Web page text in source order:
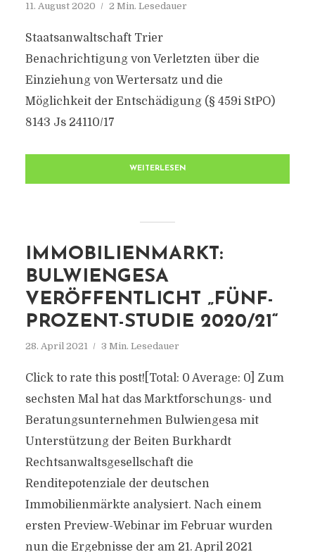
11. August 2020 2 Min. Lesedauer
Staatsanwaltschaft Trier
Benachrichtigung von Verletzten über die
Einziehung von Wertersatz und die
Möglichkeit der Entschädigung (§ 459i StPO)
8143 Js 24110/17
WEITERLESEN
IMMOBILIENMARKT:
BULWIENGESA
VERÖFFENTLICHT „FÜNF-
PROZENT-STUDIE 2020/21“
28. April 2021 3 Min. Lesedauer
Click to rate this post![Total: 0 Average: 0] Zum
sechsten Mal hat das Marktforschungs- und
Beratungsunternehmen Bulwiengesa mit
Unterstützung der Beiten Burkhardt
Rechtsanwaltsgesellschaft die
Renditepotenziale der deutschen
Immobilienmärkte analysiert. Nach einem
ersten Preview-Webinar im Februar wurden
nun die Ergebnisse der am 21. April 2021